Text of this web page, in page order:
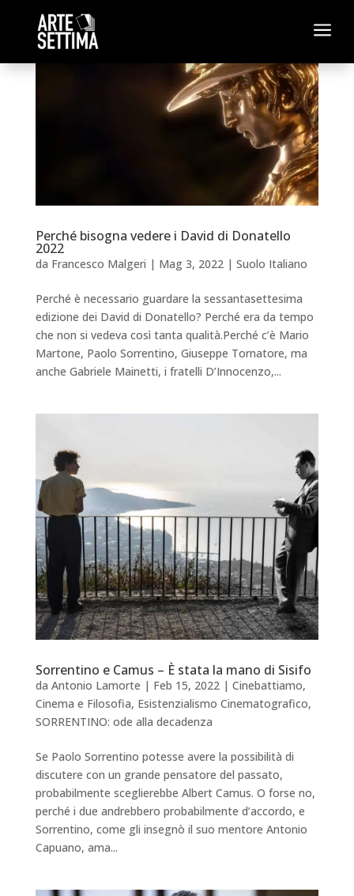
a
Perché bisogna vedere i David di Donatello
2022
da Francesco Malgeri | Mag 3, 2022| Suolo Italiano
Perché è necessario guardare la sessantasettesima
edizione dei David di Donatello? Perché era da tempo
che non si vedeva così tanta qualità.Perché c’è Mario
Martone, Paolo Sorrentino, Giuseppe Tornatore, ma
anche Gabriele Mainetti, i fratelli D’Innocenzo,...
Sorrentino e Camus – È stata la mano di Sisifo
da Antonio Lamorte | Feb 15, 2022| Cinebattiamo,
Cinema e Filosofia, Esistenzialismo Cinematografico,
SORRENTINO: ode alla decadenza
Se Paolo Sorrentino potesse avere la possibilità di
discutere con un grande pensatore del passato,
probabilmente sceglierebbe Albert Camus. O forse no,
perché i due andrebbero probabilmente d’accordo, e
Sorrentino, come gli insegnò il suo mentore Antonio
Capuano, ama...